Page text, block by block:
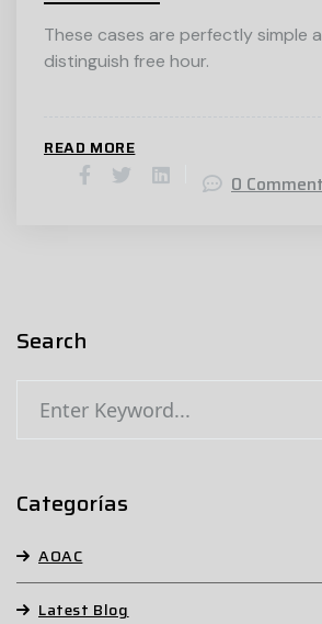
These cases are perfectly simple
distinguish free hour.
READ MORE
0
Search
Categorías
AOAC
Latest Blog